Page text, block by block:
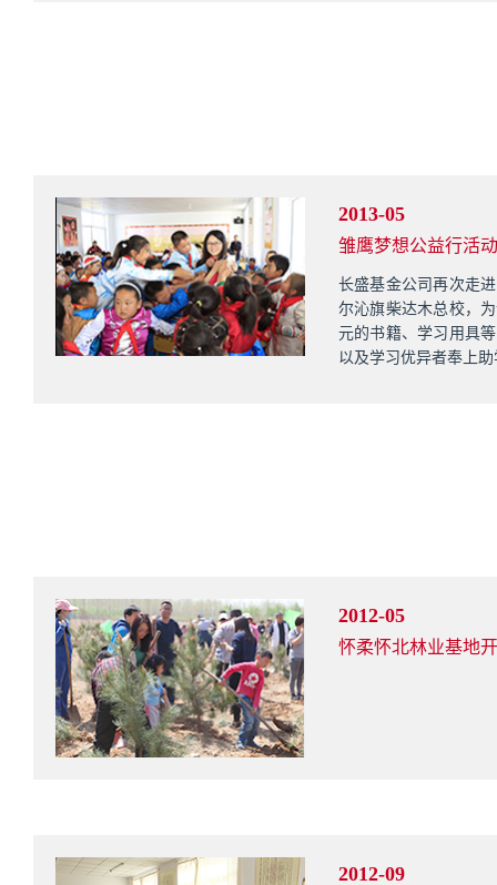
2013-05
雏鹰梦想公益行活
长盛基金公司再次走
尔沁旗柴达木总校，
元的书籍、学习用具
以及学习优异者奉上
2012-05
怀柔怀北林业基地
2012-09